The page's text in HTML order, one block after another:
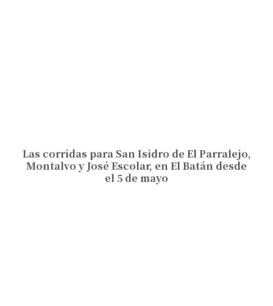
Las corridas para San Isidro de El Parralejo,
Montalvo y José Escolar, en El Batán desde
el 5 de mayo